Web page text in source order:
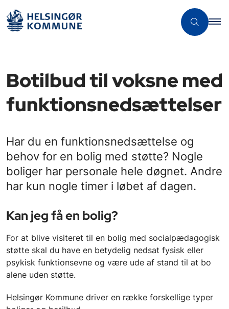
Botilbud til voksne med
funktionsnedsættelser
Har du en funktionsnedsættelse og
behov for en bolig med støtte? Nogle
boliger har personale hele døgnet. Andre
har kun nogle timer i løbet af dagen.
Kan jeg få en bolig?
For at blive visiteret til en bolig med socialpædagogisk
støtte skal du have en betydelig nedsat fysisk eller
psykisk funktionsevne og være ude af stand til at bo
alene uden støtte.
Helsingør Kommune driver en række forskellige typer